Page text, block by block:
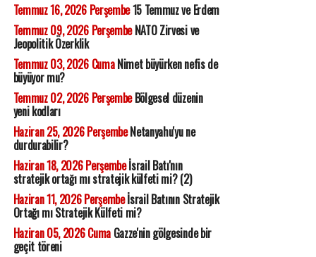
Temmuz 16, 2026 Perşembe15 Temmuz ve Erdem
Temmuz 09, 2026 PerşembeNATO Zirvesi ve
Jeopolitik Özerklik
Temmuz 03, 2026 CumaNimet büyürken nefis de
büyüyor mu?
Temmuz 02, 2026 PerşembeBölgesel düzenin
yeni kodları
Haziran 25, 2026 PerşembeNetanyahu'yu ne
durdurabilir?
Haziran 18, 2026 Perşembeİsrail Batı'nın
stratejik ortağı mı stratejik külfeti mi? (2)
Haziran 11, 2026 Perşembeİsrail Batının Stratejik
Ortağı mı Stratejik Külfeti mi?
Haziran 05, 2026 CumaGazze'nin gölgesinde bir
geçit töreni